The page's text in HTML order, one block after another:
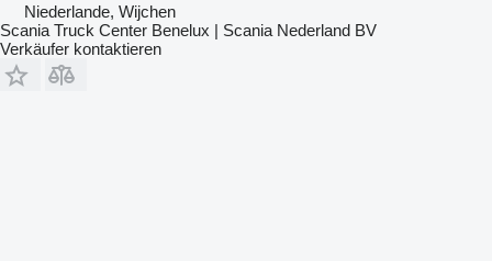
Niederlande, Wijchen
Scania Truck Center Benelux | Scania Nederland BV
Verkäufer kontaktieren